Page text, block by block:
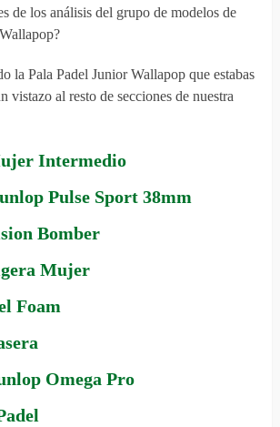
de los análisis del grupo de modelos de
la Pala Padel Junior Wallapop que estabas
vistazo al resto de secciones de nuestra
Intermedio
Pulse Sport 38mm
Bomber
Mujer
Foam
Omega Pro